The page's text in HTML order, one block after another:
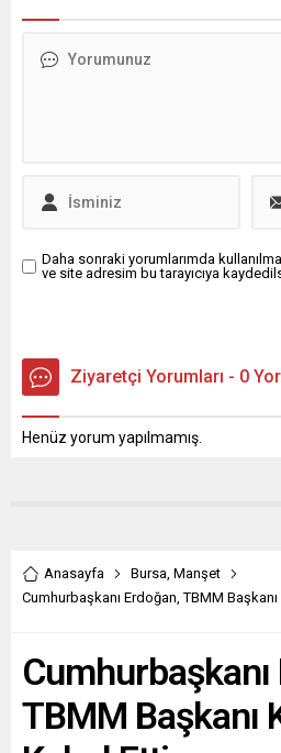
Tarım İl Müdürlüğü ...
Daha sonraki yorumlarımda
ve site adresim bu tarayıcıya
Ziyaretçi Yorumları - 0
Henüz yorum yapılmamış.
Anasayfa Bursa, Manşet
Cumhurbaşkanı Erdoğan, TBMM
TBMM Başkanı